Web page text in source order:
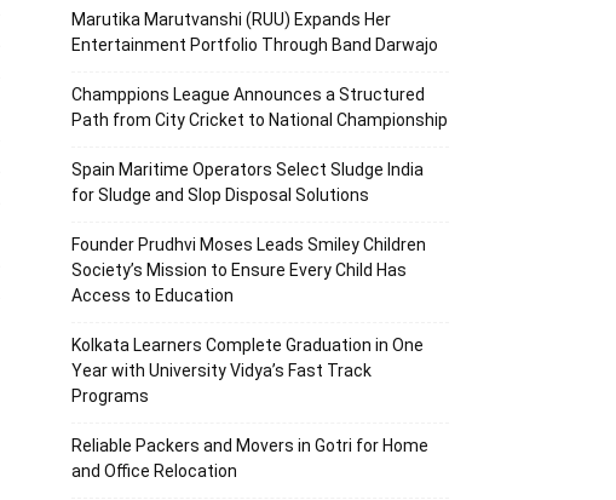
Marutika Marutvanshi (RUU) Expands Her
Entertainment Portfolio Through Band Darwajo
Champpions League Announces a Structured
Path from City Cricket to National Championship
Spain Maritime Operators Select Sludge India
for Sludge and Slop Disposal Solutions
Founder Prudhvi Moses Leads Smiley Children
Society’s Mission to Ensure Every Child Has
Access to Education
Kolkata Learners Complete Graduation in One
Year with University Vidya’s Fast Track
Programs
Reliable Packers and Movers in Gotri for Home
and Office Relocation